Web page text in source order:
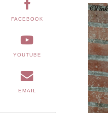
FACEBOOK
YOUTUBE
EMAIL